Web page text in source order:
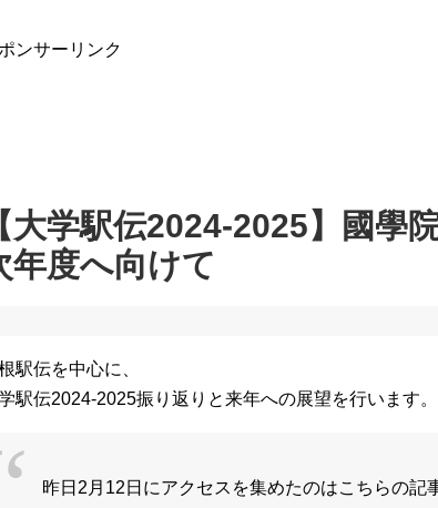
ンサーリンク
大学駅伝2024-2025】國學
年度へ向けて
駅伝を中心に、
駅伝2024-2025振り返りと来年への展望を行います。
昨日2月12日にアクセスを集めたのはこちらの記